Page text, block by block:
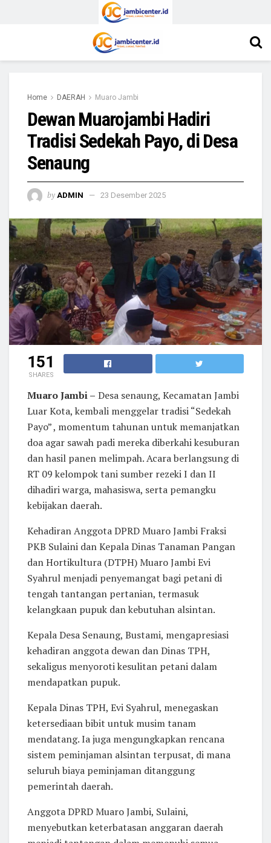
Home DAERAH Muaro Jambi
Dewan Muarojambi Hadiri
Tradisi Sedekah Payo, di Desa
Senaung
by ADMIN 23 Desember 2025
151
SHARES
Muaro Jambi – Desa senaung, Kecamatan Jambi
Luar Kota, kembali menggelar tradisi “Sedekah
Payo” , momentum tahunan untuk memanjatkan
doa agar sawah padi mereka diberkahi kesuburan
dan hasil panen melimpah. Acara berlangsung di
RT 09 kelompok tani sumber rezeki I dan II
dihadiri warga, mahasiswa, serta pemangku
kebijakan daerah.
Kehadiran Anggota DPRD Muaro Jambi Fraksi
PKB Sulaini dan Kepala Dinas Tanaman Pangan
dan Hortikultura (DTPH) Muaro Jambi Evi
Syahrul menjadi penyemangat bagi petani di
tengah tantangan pertanian, termasuk
kelangkaan pupuk dan kebutuhan alsintan.
Kepala Desa Senaung, Bustami, mengapresiasi
kehadiran anggota dewan dan Dinas TPH,
sekaligus menyoroti kesulitan petani dalam
mendapatkan pupuk.
Kepala Dinas TPH, Evi Syahrul, menegaskan
ketersediaan bibit untuk musim tanam
mendatang. Ia juga mengungkapkan rencana
sistem peminjaman alsintan terpusat, di mana
seluruh biaya peminjaman ditanggung
pemerintah daerah.
Anggota DPRD Muaro Jambi, Sulaini,
menyebutkan keterbatasan anggaran daerah